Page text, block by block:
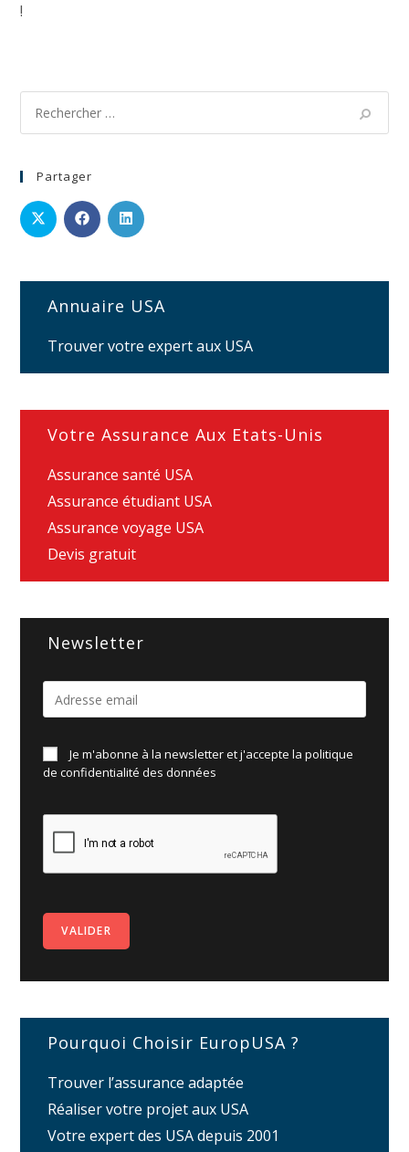
!
Partager
Annuaire USA
Trouver votre expert aux USA
Votre Assurance Aux Etats-Unis
Assurance santé USA
Assurance étudiant USA
Assurance voyage USA
Devis gratuit
Newsletter
Je m'abonne à la newsletter et j'accepte la politique
deconfidentialité des données
Pourquoi Choisir EuropUSA ?
Trouver l’assurance adaptée
Réaliser votre projet aux USA
Votre expert des USA depuis 2001